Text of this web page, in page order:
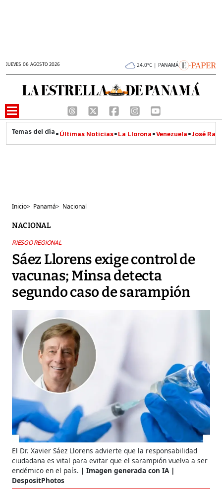
JUEVES 06 AGOSTO 2026 24.0°C | PANAMÁ
Últimas Noticias La Llorona Venezuela José
Inicio> Panamá> Nacional
NACIONAL
RIESGO REGIONAL
Sáez Llorens exige control de
vacunas; Minsa detecta
segundo caso de sarampión
El Dr. Xavier Sáez Llorens advierte que la responsabilidad
ciudadana es vital para evitar que el sarampión vuelva a ser
endémico en el país.
Imagen generada con IA |
DespositPhotos